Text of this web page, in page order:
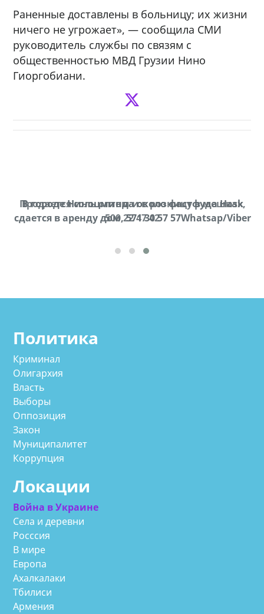
Раненные доставлены в больницу; их жизни
ничего не угрожает», — сообщила СМИ
руководитель службы по связям с
общественностью МВД Грузии Нино
Гиоргобиани.
Продается соль оптом и в розницу в мешках,
500 22 47 42
В городе Ниноцминда около фастфуда Hask
cдается в аренду дом, 571 30 57 57Whatsap/Viber
Политика
Криминал
Олигархия
Власть
Выборы
Оппозиция
Закон
Муниципалитет
Коррупция
Локации
Война в Украине
Села и деревни
Росссия
В мире
Европа
Ахалкалаки
Тбилиси
Армения